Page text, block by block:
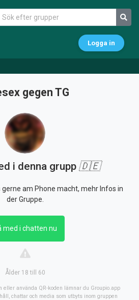
Logga in
gegen TG
i denna grupp 🇩🇪
gerne am Phone macht, mehr Infos in
der Gruppe.
med i chatten nu
Ålder 18 till 60
eller använda QR-koden lämnar du Groupio.app
chattar och media som utbyts inom gruppen